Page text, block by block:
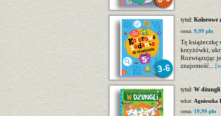
tytuł: Kolorowe
cena: 9,99 pln
Tę książeczkę
krzyżówki,
Rozwiązując
znajomość...
tytuł: W dżungli
tekst: Agnieszka
cena: 19,99 pln